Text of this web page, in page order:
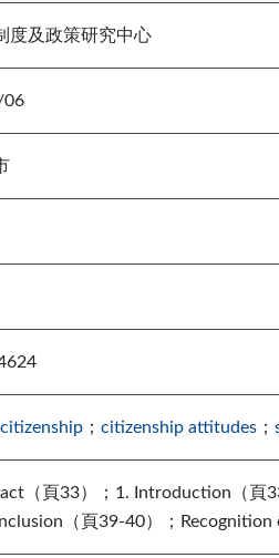
度及政策研究中心
06
； citizenship attitudes ；
（頁33）；1. Introduction（頁
（頁39-40）；Recognition